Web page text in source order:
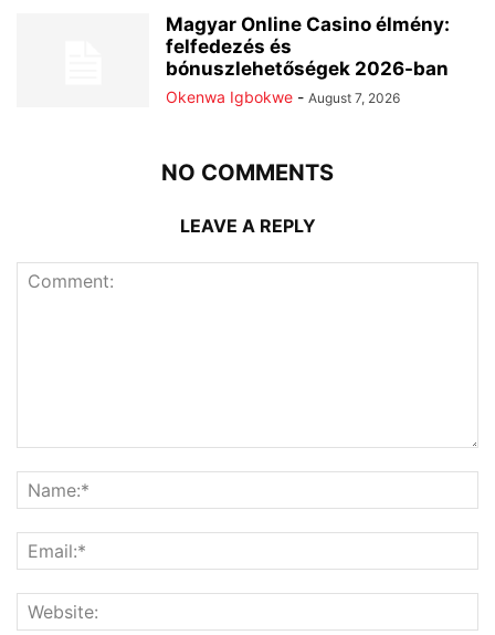
Magyar Online Casino élmény:
felfedezés és
bónuszlehetőségek 2026-ban
Okenwa Igbokwe - August 7, 2026
NO COMMENTS
LEAVE A REPLY